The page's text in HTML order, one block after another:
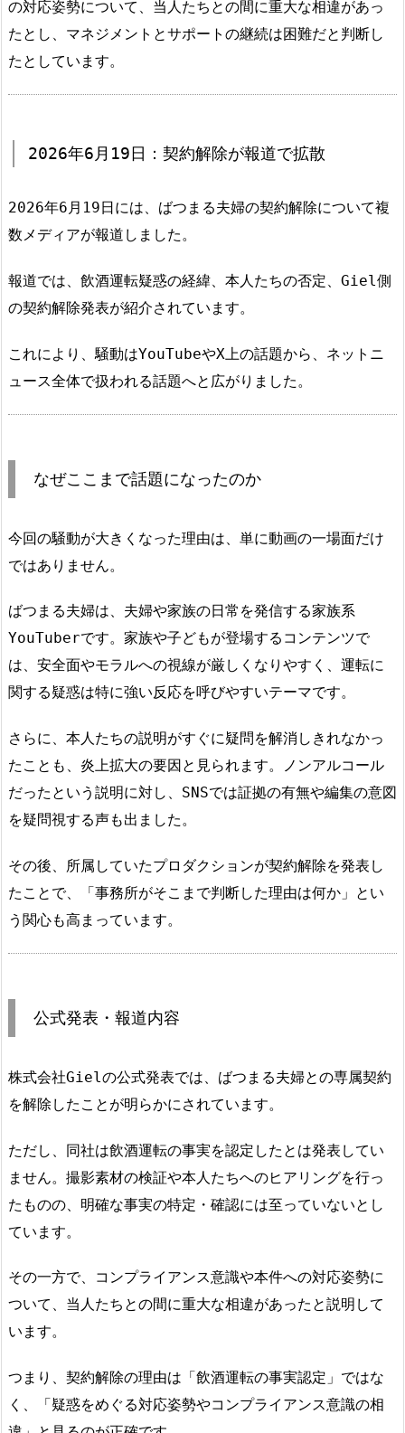
の対応姿勢について、当人たちとの間に重大な相違があっ
たとし、マネジメントとサポートの継続は困難だと判断し
たとしています。
2026年6月19日：契約解除が報道で拡散
2026年6月19日には、ばつまる夫婦の契約解除について複
数メディアが報道しました。
報道では、飲酒運転疑惑の経緯、本人たちの否定、Giel側
の契約解除発表が紹介されています。
これにより、騒動はYouTubeやX上の話題から、ネットニ
ュース全体で扱われる話題へと広がりました。
なぜここまで話題になったのか
今回の騒動が大きくなった理由は、単に動画の一場面だけ
ではありません。
ばつまる夫婦は、夫婦や家族の日常を発信する家族系
YouTuberです。家族や子どもが登場するコンテンツで
は、安全面やモラルへの視線が厳しくなりやすく、運転に
関する疑惑は特に強い反応を呼びやすいテーマです。
さらに、本人たちの説明がすぐに疑問を解消しきれなかっ
たことも、炎上拡大の要因と見られます。ノンアルコール
だったという説明に対し、SNSでは証拠の有無や編集の意図
を疑問視する声も出ました。
その後、所属していたプロダクションが契約解除を発表し
たことで、「事務所がそこまで判断した理由は何か」とい
う関心も高まっています。
公式発表・報道内容
株式会社Gielの公式発表では、ばつまる夫婦との専属契約
を解除したことが明らかにされています。
ただし、同社は飲酒運転の事実を認定したとは発表してい
ません。撮影素材の検証や本人たちへのヒアリングを行っ
たものの、明確な事実の特定・確認には至っていないとし
ています。
その一方で、コンプライアンス意識や本件への対応姿勢に
ついて、当人たちとの間に重大な相違があったと説明して
います。
つまり、契約解除の理由は「飲酒運転の事実認定」ではな
く、「疑惑をめぐる対応姿勢やコンプライアンス意識の相